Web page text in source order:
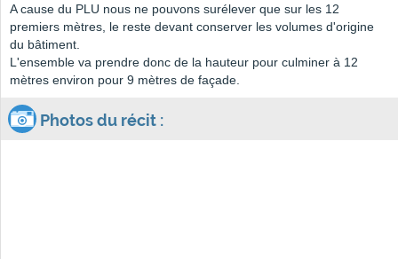
A cause du PLU nous ne pouvons surélever que sur les 12
premiers mètres, le reste devant conserver les volumes d'origine
du bâtiment.
L'ensemble va prendre donc de la hauteur pour culminer à 12
mètres environ pour 9 mètres de façade.
Photos du récit :